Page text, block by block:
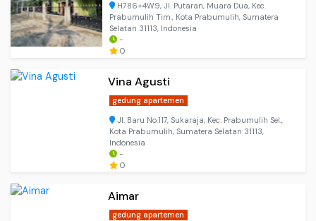
H786+4W9, Jl. Putaran, Muara Dua, Kec.
Prabumulih Tim., Kota Prabumulih, Sumatera
Selatan 31113, Indonesia
-
0
Vina Agusti
gedung apartemen
Jl. Baru No.117, Sukaraja, Kec. Prabumulih Sel.,
Kota Prabumulih, Sumatera Selatan 31113,
Indonesia
-
0
Aimar
gedung apartemen